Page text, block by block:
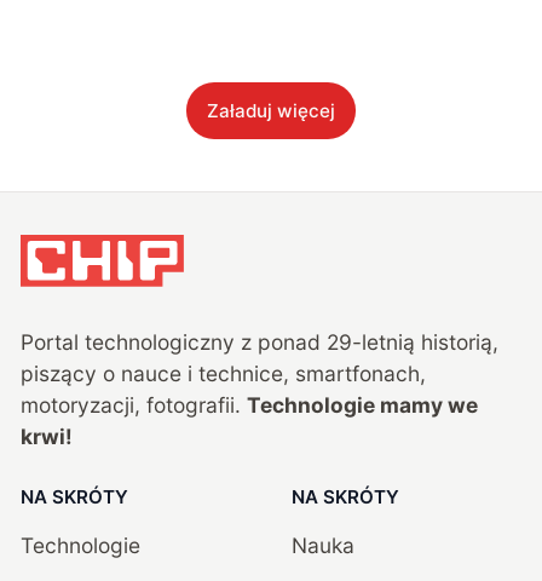
Załaduj więcej
Portal technologiczny z ponad 29-letnią historią,
piszący o nauce i technice, smartfonach,
motoryzacji, fotografii. Technologie mamy we
krwi!
NA SKRÓTY
Technologie
NA SKRÓTY
Nauka